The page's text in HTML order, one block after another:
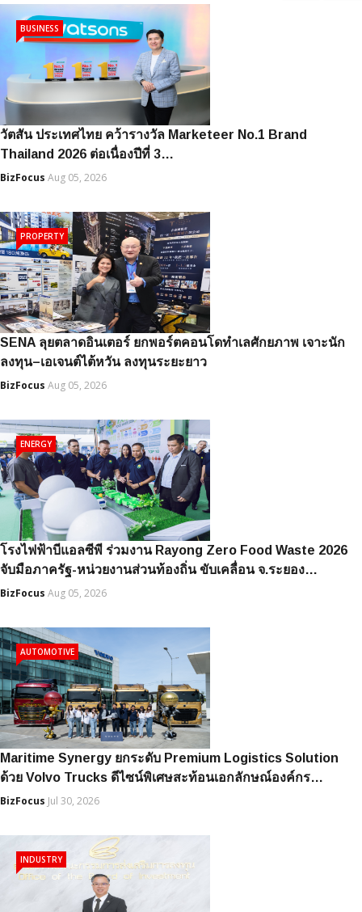
วัตสัน ประเทศไทย คว้ารางวัล Marketeer No.1 Brand
Thailand 2026 ต่อเนื่องปีที่ 3…
BizFocus Aug 05, 2026
BUSINESS
SENA ลุยตลาดอินเตอร์ ยกพอร์ตคอนโดทำเลศักยภาพ เจาะนัก
ลงทุน–เอเจนต์ไต้หวัน ลงทุนระยะยาว
BizFocus Aug 05, 2026
PROPERTY
โรงไฟฟ้าบีแอลซีพี ร่วมงาน Rayong Zero Food Waste 2026
จับมือภาครัฐ-หน่วยงานส่วนท้องถิ่น ขับเคลื่อน จ.ระยอง…
BizFocus Aug 05, 2026
ENERGY
Maritime Synergy ยกระดับ Premium Logistics Solution
ด้วย Volvo Trucks ดีไซน์พิเศษสะท้อนเอกลักษณ์องค์กร…
BizFocus Jul 30, 2026
AUTOMOTIVE
INDUSTRY